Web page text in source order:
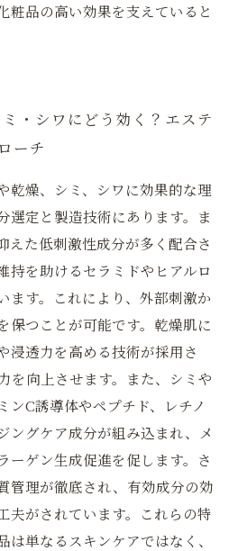
粧品の高い効果を支えていると
・シワにどう効く？エステ
ーチ
乾燥、シミ、シワに効果的な理
選定と製造技術にあります。ま
えた低刺激性成分が多く配合さ
持を助けるセラミドやヒアルロ
ます。これにより、外部刺激か
保つことが可能です。乾燥肌に
浸透力を高める技術が採用さ
を向上させます。また、シミや
ンC誘導体やペプチド、レチノ
ングケア成分が組み込まれ、メ
ーゲン生成促進を促します。さ
管理が徹底され、有効成分の効
夫がされています。これらの特
単なるスキンケアではなく、